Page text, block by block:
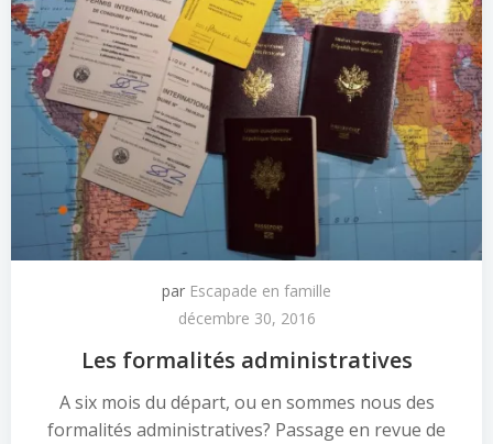
par Escapade en famille
décembre 30, 2016
Les formalités administratives
A six mois du départ, ou en sommes nous des
formalités administratives? Passage en revue de